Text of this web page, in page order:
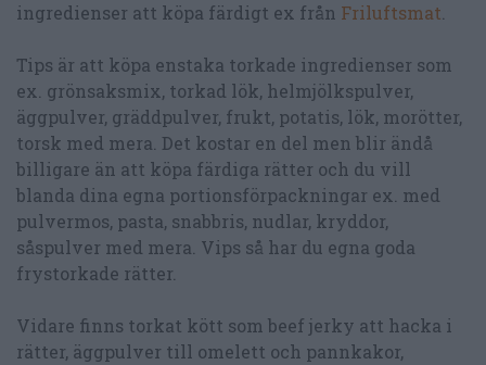
ingredienser att köpa färdigt ex från Friluftsmat.
Tips är att köpa enstaka torkade ingredienser som
ex. grönsaksmix, torkad lök, helmjölkspulver,
äggpulver, gräddpulver, frukt, potatis, lök, morötter,
torsk med mera. Det kostar en del men blir ändå
billigare än att köpa färdiga rätter och du vill
blanda dina egna portionsförpackningar ex. med
pulvermos, pasta, snabbris, nudlar, kryddor,
såspulver med mera. Vips så har du egna goda
frystorkade rätter.
Vidare finns torkat kött som beef jerky att hacka i
rätter, äggpulver till omelett och pannkakor,